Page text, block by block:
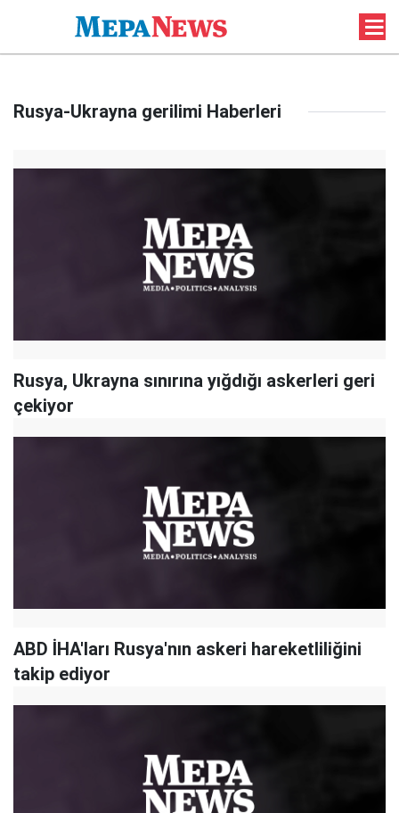
Rusya-Ukrayna gerilimi Haberleri
Rusya, Ukrayna sınırına yığdığı askerleri geri
çekiyor
ABD İHA'ları Rusya'nın askeri hareketliliğini
takip ediyor